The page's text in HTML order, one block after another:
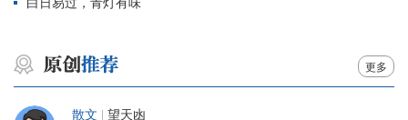
白日易过，青灯有味
更多
散文 望天凼